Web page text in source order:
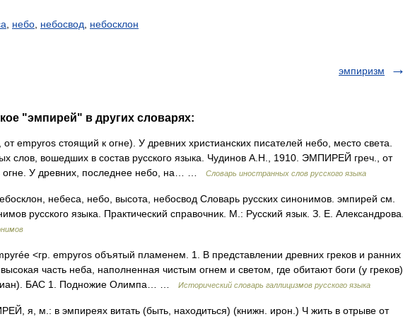
небо небосвод небосклон
эмпиризм
"эмпирей" в других словарях:
empyros стоящий к огне). У древних христианских писателей небо, место света.
слов, вошедших в состав русского языка. Чудинов А.Н., 1910. ЭМПИРЕЙ греч., от
огне. У древних, последнее небо, на… …
Словарь иностранных слов русского языка
небеса, небо, высота, небосвод Словарь русских синонимов. эмпирей см.
русского языка. Практический справочник. М.: Русский язык. З. Е. Александрова.
<гр. empyros объятый пламенем. 1. В представлении древних греков и ранних
часть неба, наполненная чистым огнем и светом, где обитают боги (у греков)
БАС 1. Подножие Олимпа… …
Исторический словарь галлицизмов русского языка
я, м.: в эмпиреях витать (быть, находиться) (книжн. ирон.) Ч жить в отрыве от